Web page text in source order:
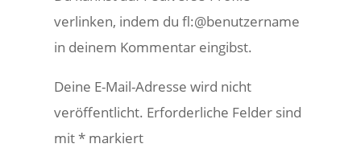
verlinken, indem du fl:@benutzername
in deinem Kommentar eingibst.
Deine E-Mail-Adresse wird nicht
veröffentlicht. Erforderliche Felder sind
mit* markiert